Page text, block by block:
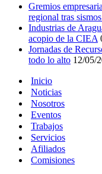
Gremios
regional tras
Industrias de
acopio de la CIEA
Jornadas de
todo lo alto 12/05/
Inicio
Noticias
Nosotros
Eventos
Trabajos
Servicios
Afiliados
Comisiones